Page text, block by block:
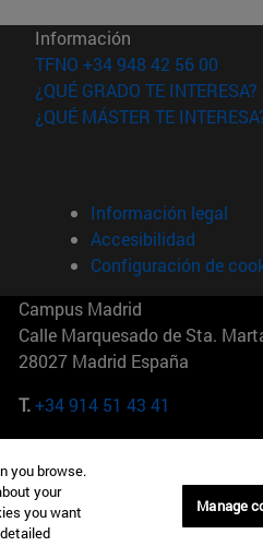
ventana)
nueva ventana)
ventana)
Información
TFNO +34 948 42 56 00
¿QUÉ GRADO TE INTERESA?
¿QUÉ MÁSTER TE
Información legal
Accesibilidad
Configuración de
Campus Madrid
Calle Marquesado de Sta.
28027 Madrid España
T.+34 914 51 43 41
Maria-Theresia-Straße 15 81675
Múnich Alemania
you browse.
your
you want
Manage